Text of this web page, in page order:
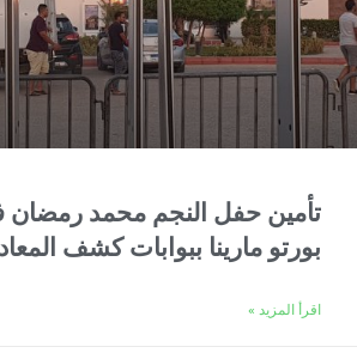
تأمين حفل النجم محمد
بورتو مارينا ببوابات كشف
اقرأ المزيد »